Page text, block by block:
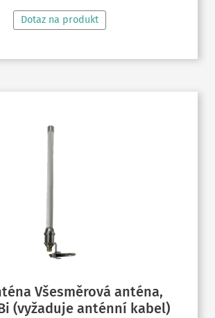
Dotaz na produkt
Všesměrová anténa,
(vyžaduje anténní kabel)